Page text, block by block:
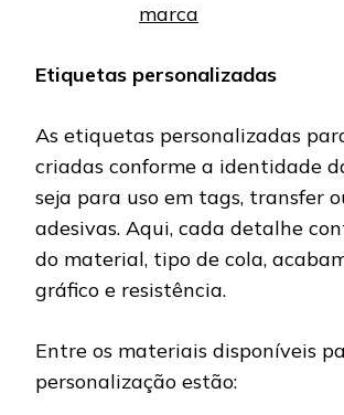
marca
Etiquetas personalizadas
As etiquetas personalizadas
criadas conforme a identidade
seja para uso em tags, transfer
adesivas. Aqui, cada detalhe
do material, tipo de cola,
gráfico e resistência.
Entre os materiais disponíveis
personalização estão: